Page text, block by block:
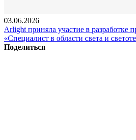
03.06.2026
Arlight приняла участие в разработке
«Специалист в области света и
Поделиться